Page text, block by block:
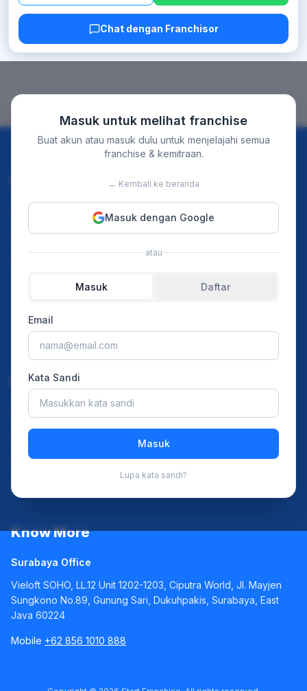
Chat dengan Franchisor
Masuk untuk melihat franchise
Buat akun atau masuk dulu untuk menjelajahi semua
franchise & kemitraan.
← Kembali ke beranda
Masuk dengan Google
atau
Masuk Daftar
Email
Kata Sandi
Masuk
Lupa kata sandi?
TikTok
For Business
Home
Our Event
Ads Pricing
Resources
Privacy Policy
Disclaimer
Know More
Surabaya Office
Vieloft SOHO, LL.12 Unit 1202-1203, Ciputra World, Jl. Mayjen
Sungkono No.89, Gunung Sari, Dukuhpakis, Surabaya, East
Java 60224
Mobile +62 856 1010 888